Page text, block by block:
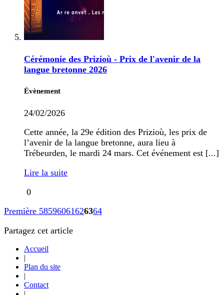
Cérémonie des Prizioù - Prix de l'avenir de la
langue bretonne 2026
Évènement
24/02/2026
Cette année, la 29e édition des Prizioù, les prix de
l’avenir de la langue bretonne, aura lieu à
Trébeurden, le mardi 24 mars. Cet événement est [...]
Lire la suite
0
Première 58596061626364
Partagez cet article
Accueil
|
Plan du site
|
Contact